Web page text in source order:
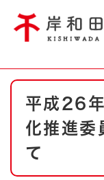
やさしい日本語
文字サイズ
防災・
ハザー
本
平成26
化推進委
て